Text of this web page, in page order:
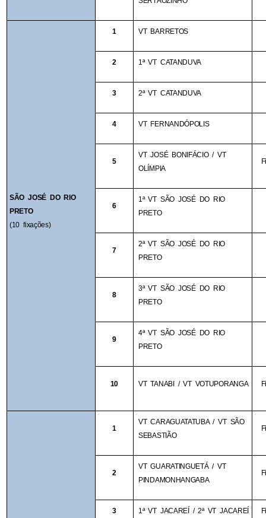
SÃO JOSÉ DO RIO
PRETO
(10 fixações)
1 VT BARRETOS
2 1ª VT CATANDUVA
3 2ª VT CATANDUVA
4 VT FERNANDÓPOLIS
5
VT JOSÉ BONIFÁCIO / VT
OLÍMPIA
6
1ª VT SÃO JOSÉ DO RIO
PRETO
7
2ª VT SÃO JOSÉ DO RIO
PRETO
8
3ª VT SÃO JOSÉ DO RIO
PRETO
9
4ª VT SÃO JOSÉ DO RIO
PRETO
10 VT TANABI / VT VOTUPORANGA
1
VT CARAGUATATUBA / VT SÃO
SEBASTIÃO
2
VT GUARATINGUETÁ / VT
PINDAMONHANGABA
3 1ª VT JACAREÍ / 2ª VT JACAREÍ